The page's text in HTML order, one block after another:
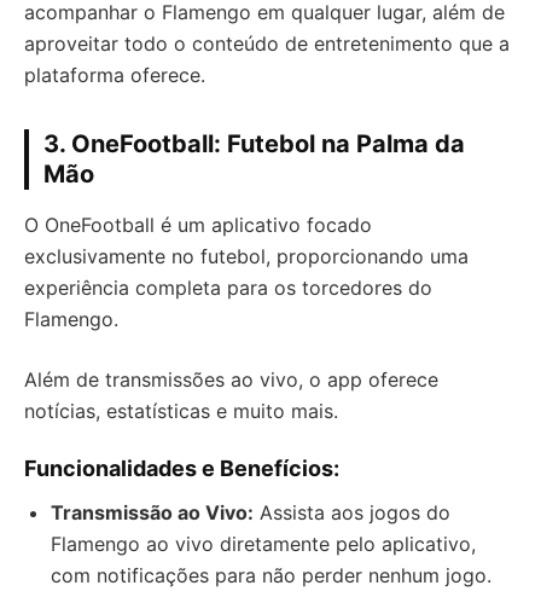
acompanhar o Flamengo em qualquer lugar, além de
aproveitar todo o conteúdo de entretenimento que a
plataforma oferece.
3. OneFootball: Futebol na Palma da
Mão
O OneFootball é um aplicativo focado
exclusivamente no futebol, proporcionando uma
experiência completa para os torcedores do
Flamengo.
Além de transmissões ao vivo, o app oferece
notícias, estatísticas e muito mais.
Funcionalidades e Benefícios:
Transmissão ao Vivo: Assista aos jogos do
Flamengo ao vivo diretamente pelo aplicativo,
com notificações para não perder nenhum jogo.